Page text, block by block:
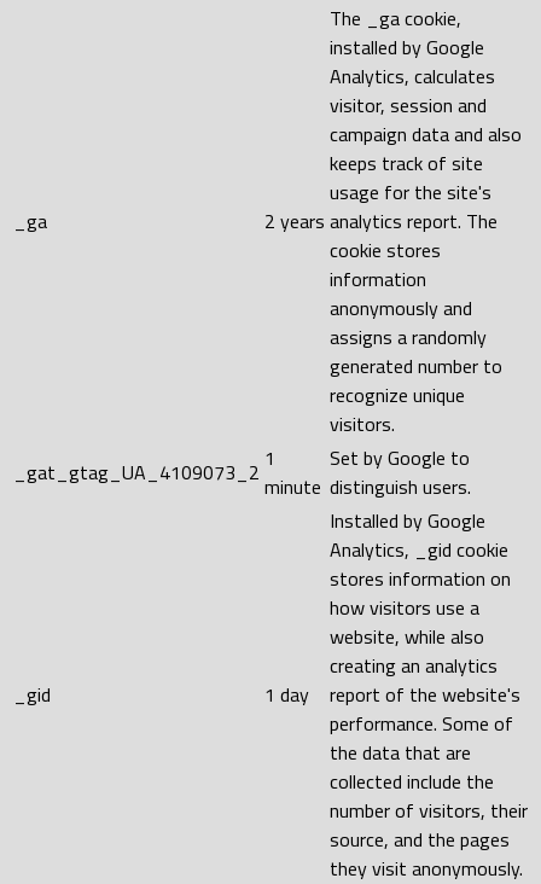
_ga 2 years
The _ga cookie,
installed by Google
Analytics, calculates
visitor, session and
campaign data and also
keeps track of site
usage for the site's
analytics report. The
cookie stores
information
anonymously and
assigns a randomly
generated number to
recognize unique
visitors.
_gat_gtag_UA_4109073_2 1
minute
Set by Google to
distinguish users.
_gid 1 day
Installed by Google
Analytics, _gid cookie
stores information on
how visitors use a
website, while also
creating an analytics
report of the website's
performance. Some of
the data that are
collected include the
number of visitors, their
source, and the pages
they visit anonymously.